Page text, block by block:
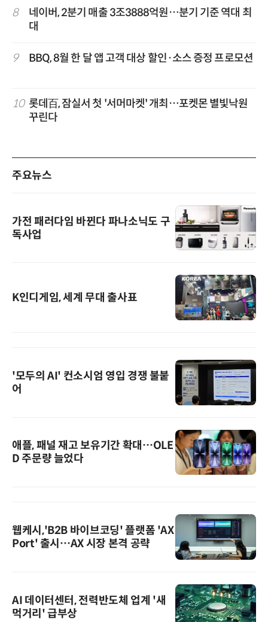
8
네이버, 2분기 매출 3조3888억원…분기 기준 역대 최
대
9 BBQ, 8월 한 달 앱 고객 대상 할인·소스 증정 프로모션
10 롯데百, 잠실서 첫 '서머마켓' 개최…포켓몬 별빛낙원
꾸린다
주요뉴스
가전 패러다임 바뀐다 파나소닉도 구
독사업
K인디게임, 세계 무대 출사표
'모두의 AI' 컨소시엄 영입 경쟁 불붙
어
애플, 패널 재고 보유기간 확대…OLE
D 주문량 늘었다
웹케시,'B2B 바이브코딩' 플랫폼 'AX
Port' 출시…AX 시장 본격 공략
AI 데이터센터, 전력반도체 업계 '새
먹거리' 급부상